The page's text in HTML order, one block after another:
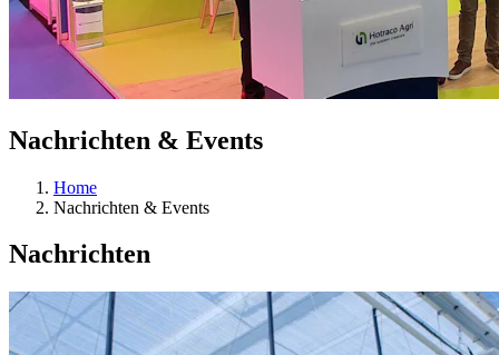
Nachrichten & Events
Home
Nachrichten & Events
Nachrichten